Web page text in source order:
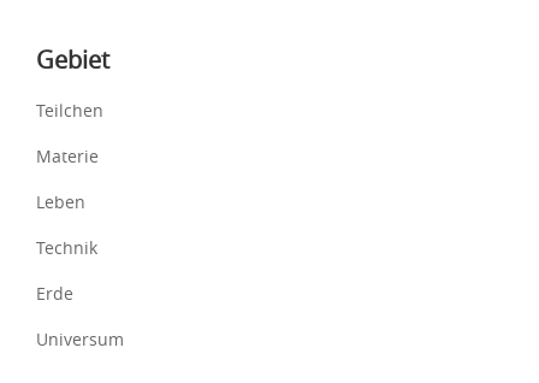
Inhalte
Gebiet
Teilchen
Materie
Leben
Technik
Erde
Universum